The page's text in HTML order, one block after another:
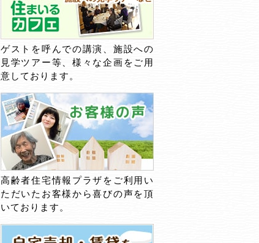
ゲストを呼んでの講演、施設への
見学ツアー等、様々な企画をご用
意しております。
高齢者住宅情報プラザをご利用い
ただいたお客様から喜びの声を頂
いております。